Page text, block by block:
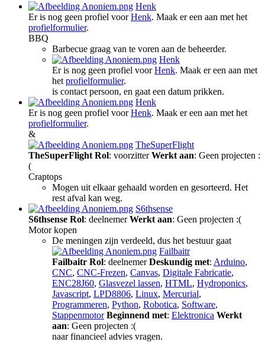
Henk
Er is nog geen profiel voorHenk. Maak er een aan met het
profielformulier.
BBQ
Barbecue graag van te voren aan de beheerder.
Henk
Er is nog geen profiel voorHenk. Maak er een aan met
het profielformulier.
is contact persoon, en gaat een datum prikken.
Henk
Er is nog geen profiel voorHenk. Maak er een aan met het
profielformulier.
&
TheSuperFlight
TheSuperFlight Rol: voorzitterWerkt aan: Geen projecten :
(
Craptops
Mogen uit elkaar gehaald worden en gesorteerd. Het
rest afval kan weg.
S6thsense
S6thsense Rol: deelnemerWerkt aan: Geen projecten :(
Motor kopen
De meningen zijn verdeeld, dus het bestuur gaat
Failbaitr
Failbaitr Rol: deelnemerDeskundig met: Arduino,
CNC, CNC-Frezen, Canvas, Digitale Fabricatie,
ENC28J60, Glasvezel lassen, HTML, Hydroponics,
Javascript, LPD8806, Linux, Mercurial,
Programmeren, Python, Robotica, Software,
Stappenmotor Beginnend met: Elektronica Werkt
aan: Geen projecten :(
naar financieel advies vragen.